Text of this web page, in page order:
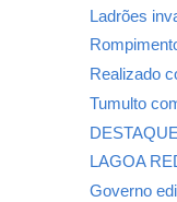
Ladrões
Realizado
Tumulto
LAGOA
Governo